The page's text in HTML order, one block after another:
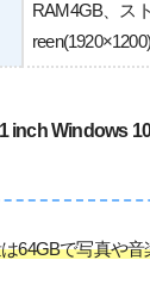
RAM4GB、ス
inch Windows
64GBで写真や